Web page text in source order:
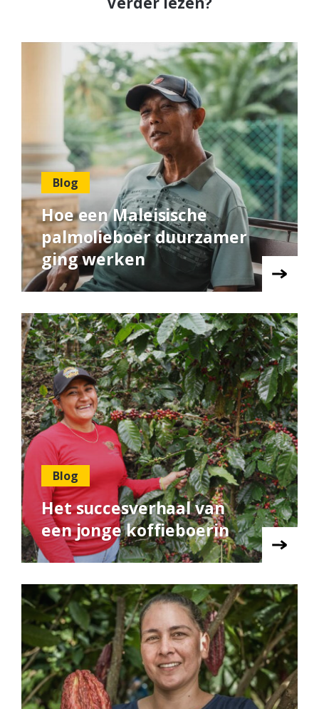
Blog
Hoe een Maleisische
palmolieboer duurzamer
ging werken
Blog
Het succesverhaal van
een jonge koffieboerin